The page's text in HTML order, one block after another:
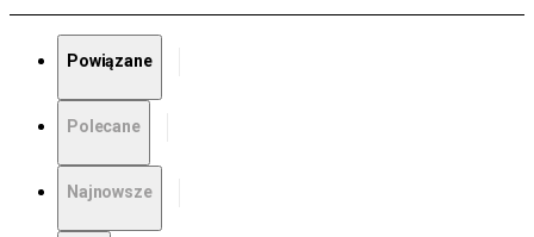
Powiązane
Polecane
Najnowsze